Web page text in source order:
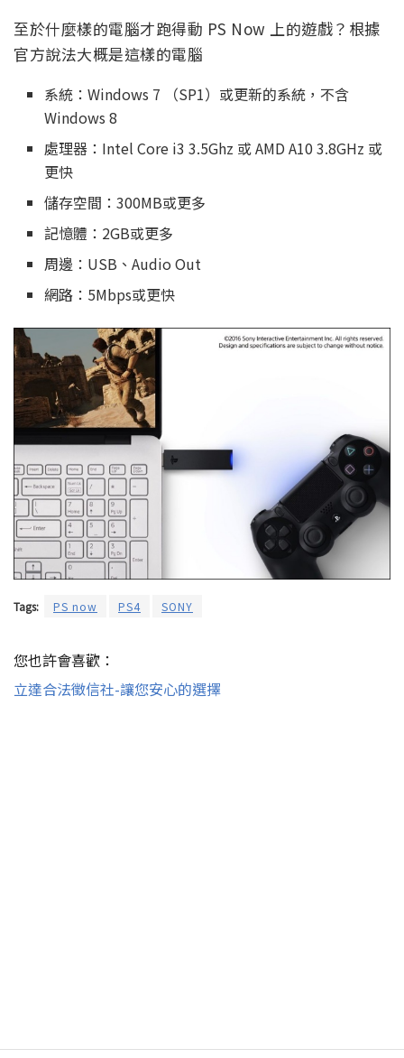
至於什麼樣的電腦才跑得動 PS Now 上的遊戲？根據
官方說法大概是這樣的電腦
系統：Windows 7 （SP1）或更新的系統，不含
Windows 8
處理器：Intel Core i3 3.5Ghz 或 AMD A10 3.8GHz 或
更快
儲存空間：300MB或更多
記憶體：2GB或更多
周邊：USB、Audio Out
網路：5Mbps或更快
Tags: PS now PS4 SONY
您也許會喜歡：
立達合法徵信社-讓您安心的選擇